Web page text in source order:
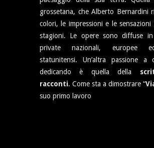
grossetana, che Alberto Bernardini
colori, le impressioni e le sensazioni
stagioni. Le opere sono diffuse in
private nazionali, europee
statunitensi. Un’altra passione
dedicando è quella della
racconti. Come sta a dimostrare “
suo primo lavoro